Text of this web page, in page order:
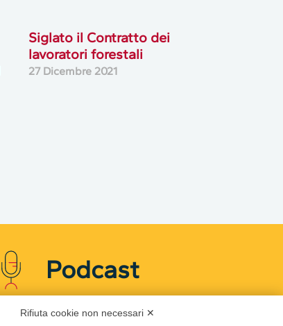
Siglato il Contratto dei
lavoratori forestali
27 Dicembre 2021
Podcast
Rifiuta cookie non necessari ✕